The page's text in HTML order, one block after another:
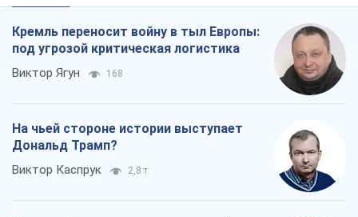
Кремль переносит войну в тыл Европы:
под угрозой критическая логистика
Виктор Ягун 168
На чьей стороне истории выступает
Дональд Трамп?
Виктор Каспрук 2,8 т.